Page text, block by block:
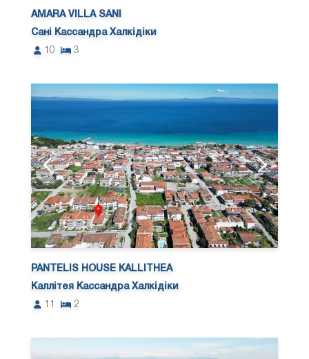
AMARA VILLA SANI
Сані Кассандра Халкідіки
10
3
PANTELIS HOUSE KALLITHEA
Каллітея Кассандра Халкідіки
11
2